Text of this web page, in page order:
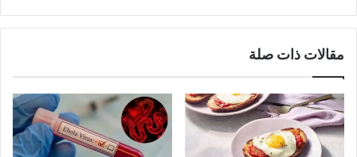
في
مقالات ذات صلة